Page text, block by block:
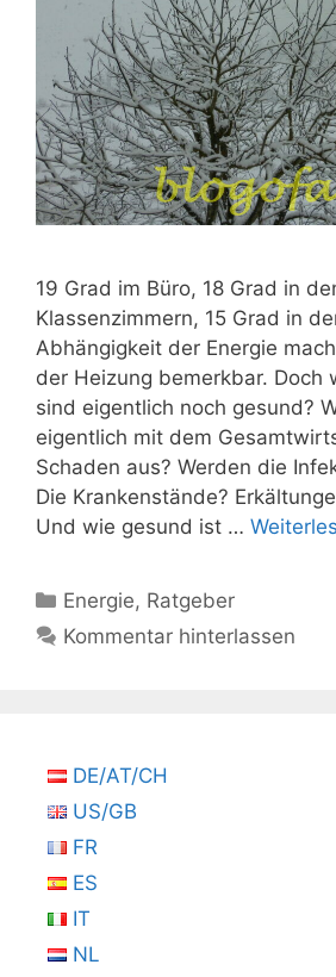
19 Grad im Büro, 18 Grad in
Klassenzimmern, 15 Grad in
Abhängigkeit der Energie
der Heizung bemerkbar. Doch
sind eigentlich noch gesund?
eigentlich mit dem
Schaden aus? Werden die
Die Krankenstände?
Und wie gesund ist …
Kategorien
Energie, Ratgeber
Kommentar hinterlassen
DE/AT/CH
US/GB
FR
ES
IT
NL